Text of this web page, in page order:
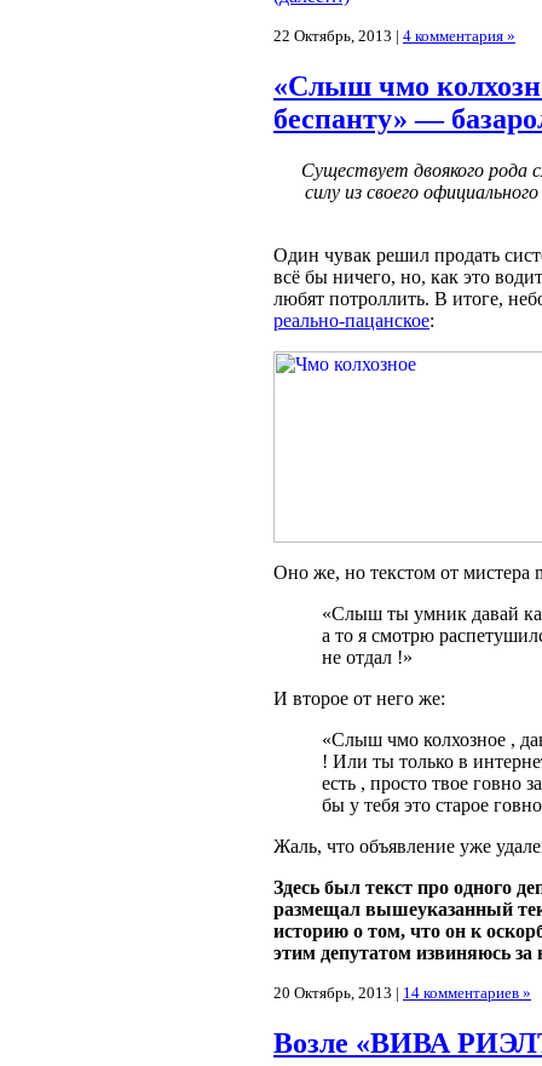
22 Октябрь, 2013 | 4 комментария »
«Слыш чмо
беспанту» —
Существует двоякого рода
силу из своего
Один чувак решил продать
всё бы ничего, но, как это
любят потроллить. В итоге,
реально-пацанское:
Оно же, но текстом от мистера
«Слыш ты умник давай ка
а то я смотрю
не отдал !»
И второе от него же:
«Слыш чмо колхозное ,
! Или ты только в
есть , просто твое
бы у тебя это старое
Жаль, что объявление уже
Здесь был текст про одного
размещал вышеуказанный
историю о том, что он к
этим депутатом извиняюсь за
20 Октябрь, 2013 | 14 комментариев »
Возле «ВИВА